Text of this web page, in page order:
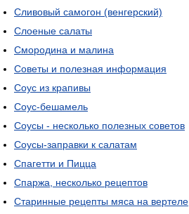
Сливовый самогон (венгерский)
Слоеные салаты
Смородина и малина
Советы и полезная информация
Соус из крапивы
Соус-бешамель
Соусы - несколько полезных советов
Соусы-заправки к салатам
Спагетти и Пицца
Спаржа, несколько рецептов
Старинные рецепты мяса на вертеле